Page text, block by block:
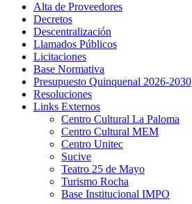
Alta de Proveedores
Decretos
Descentralización
Llamados Públicos
Licitaciones
Base Normativa
Presupuesto Quinquenal 2026-2030
Resoluciones
Links Externos
Centro Cultural La Paloma
Centro Cultural MEM
Centro Unitec
Sucive
Teatro 25 de Mayo
Turismo Rocha
Base Institucional IMPO